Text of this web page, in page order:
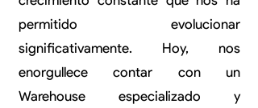
permitido evolucionar
significativamente. Hoy, nos
enorgullece contar con un
Warehouse especializado y